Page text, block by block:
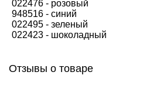
022476 - розовый
948516 - синий
022495 - зеленый
022423 - шоколадный
Отзывы о товаре